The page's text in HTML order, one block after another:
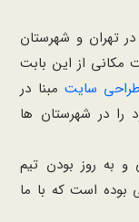
در تهران و شهرستان
مکانی از این بابت
طراحی سایت مبنا در
را در شهرستان ها
و به روز بودن تیم
بوده است که با ما